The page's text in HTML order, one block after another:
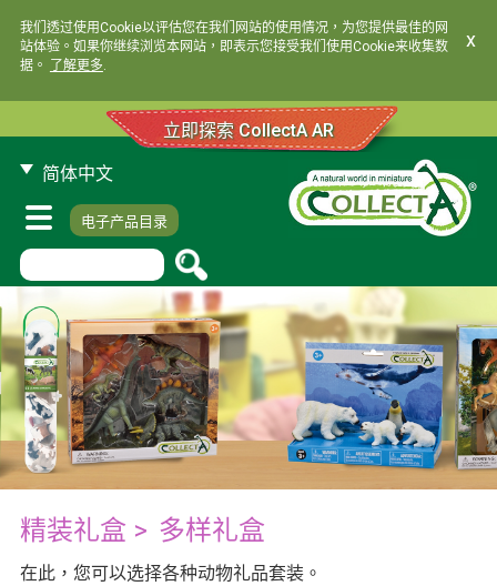
我们透过使用Cookie以评估您在我们网站的使用情况，为您提供最佳的网
站体验。如果你继续浏览本网站，即表示您接受我们使用Cookie来收集数
据。
了解更多.
x
立即探索 CollectA AR
简体中文
电子产品目录
精装礼盒 > 多样礼盒
在此，您可以选择各种动物礼品套装。